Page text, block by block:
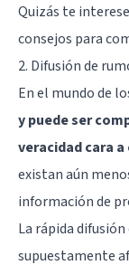
Quizás te
consejos para
2. Difusión de
En el mundo de
y puede ser
veracidad cara a
existan aún
información de
La rápida
supuestamente